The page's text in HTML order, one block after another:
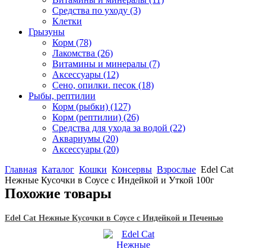
Средства по уходу (3)
Клетки
Грызуны
Корм (78)
Лакомства (26)
Витамины и минералы (7)
Аксессуары (12)
Сено, опилки. песок (18)
Рыбы, рептилии
Корм (рыбки) (127)
Корм (рептилии) (26)
Средства для ухода за водой (22)
Аквариумы (20)
Аксессуары (20)
Главная Каталог Кошки Консервы Взрослые Edel Cat
Нежные Кусочки в Соусе с Индейкой и Уткой 100г
Похожие товары
Edel Cat Нежные Кусочки в Соусе с Индейкой и Печенью